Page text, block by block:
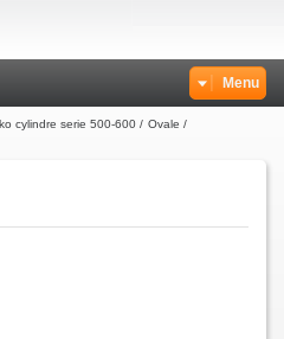
Menu
cylindre serie 500-600 / Ovale /